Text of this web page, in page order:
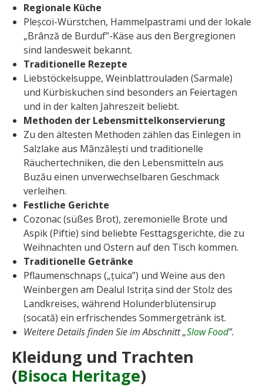
Regionale Küche
Pleșcoi-Würstchen, Hammelpastrami und der lokale
„Brânză de Burduf”-Käse aus den Bergregionen
sind landesweit bekannt.
Traditionelle Rezepte
Liebstöckelsuppe, Weinblattrouladen (Sarmale)
und Kürbiskuchen sind besonders an Feiertagen
und in der kalten Jahreszeit beliebt.
Methoden der Lebensmittelkonservierung
Zu den ältesten Methoden zählen das Einlegen in
Salzlake aus Mânzălești und traditionelle
Räuchertechniken, die den Lebensmitteln aus
Buzău einen unverwechselbaren Geschmack
verleihen.
Festliche Gerichte
Cozonac (süßes Brot), zeremonielle Brote und
Aspik (Piftie) sind beliebte Festtagsgerichte, die zu
Weihnachten und Ostern auf den Tisch kommen.
Traditionelle Getränke
Pflaumenschnaps („țuica”) und Weine aus den
Weinbergen am Dealul Istrița sind der Stolz des
Landkreises, während Holunderblütensirup
(socată) ein erfrischendes Sommergetränk ist.
Weitere Details finden Sie im Abschnitt „Slow Food”.
Kleidung und Trachten
(Bisoca Heritage)